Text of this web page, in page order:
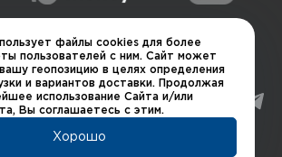
квартал"
файлы cookies для более
пользователей с ним. Сайт может
геопозицию в целях определения
и вариантов доставки. Продолжая
использование Сайта и/или
Вы соглашаетесь с этим.
Хорошо